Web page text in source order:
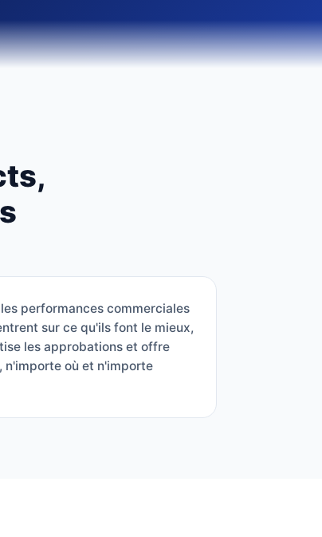
performances commerciales
sur ce qu'ils font le mieux,
les approbations et offre
n'importe où et n'importe